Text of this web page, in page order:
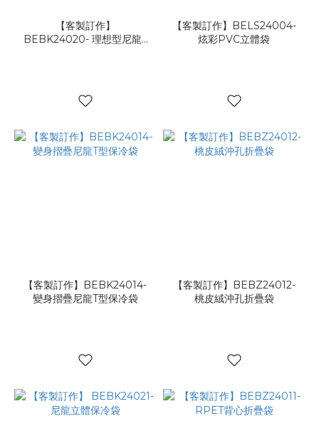
【客製訂作】
BEBK24020- 理想型尼龍T
【客製訂作】BELS24004-
炫彩PVC立體袋
【客製訂作】BEBK24014-
變身摺疊尼龍T型保冷袋
【客製訂作】BEBZ24012-
桃皮絨沖孔折疊袋